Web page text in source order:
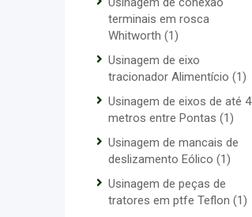
terminais em rosca
Whitworth (1)
Usinagem de eixo
tracionador Alimentício (1)
Usinagem de eixos de até 4
metros entre Pontas (1)
Usinagem de mancais de
deslizamento Eólico (1)
Usinagem de peças de
tratores em ptfe Teflon (1)